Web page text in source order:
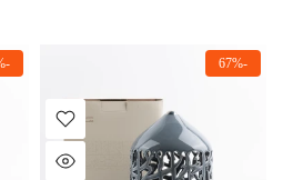
-67%
-67%